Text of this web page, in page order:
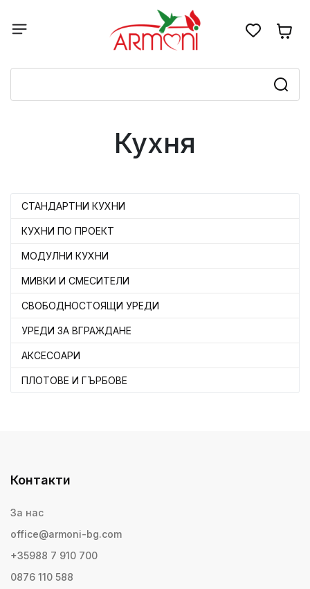
Кухня
СТАНДАРТНИ КУХНИ
КУХНИ ПО ПРОЕКТ
MОДУЛНИ КУХНИ
МИВКИ И СМЕСИТЕЛИ
СВОБОДНОСТОЯЩИ УРЕДИ
УРЕДИ ЗА ВГРАЖДАНЕ
АКСЕСОАРИ
ПЛОТОВЕ И ГЪРБОВЕ
Контакти
За нас
office@armoni-bg.com
+35988 7 910 700
0876 110 588